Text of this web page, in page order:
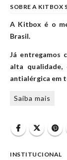
SOBRE A KITBOX
A Kitbox é o
Brasil.
Já entregamos
alta qualidade,
antialérgica em
Saiba mais
INSTITUCIONAL